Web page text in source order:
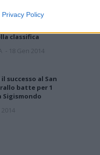
Privacy Policy
classifica
18 Gen 2014
successo al San
batte per 1
Sigismondo
2014